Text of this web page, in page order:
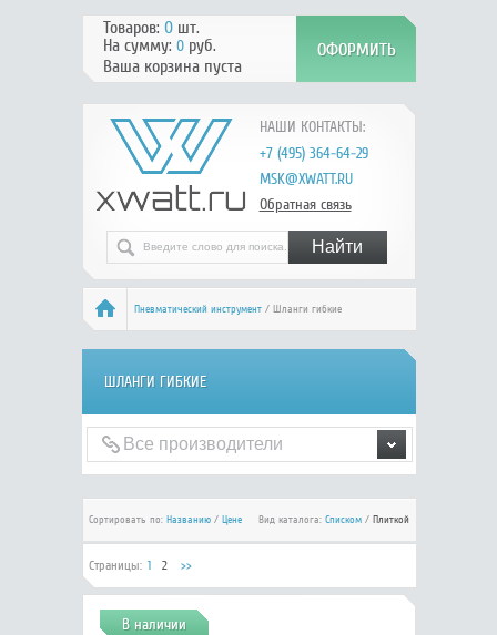
НАШИ КОНТАКТЫ:
+7 (495) 364-64-29
MSK@XWATT.RU
Обратная связь
Товаров: 0шт.
На сумму: 0руб.
Ваша корзина пуста
Пневматический инструмент/ Шланги гибкие
ШЛАНГИ ГИБКИЕ
Сортировать по: Названию/ Цене Вид каталога: Списком/ Плиткой
Страницы: 1 2 >>
В наличии